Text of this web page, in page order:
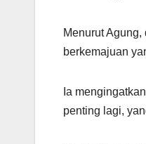
Menurut
berkemajuan
Ia
penting lagi,